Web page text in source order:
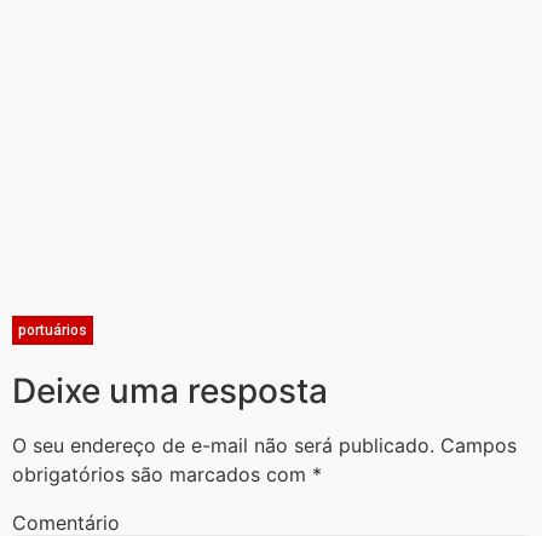
portuários
Deixe uma resposta
O seu endereço de e-mail não será publicado. Campos
obrigatórios são marcados com *
Comentário